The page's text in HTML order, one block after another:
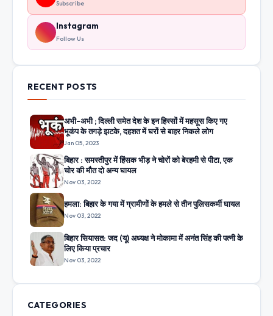
Subscribe
Instagram
Follow Us
RECENT POSTS
अभी-अभी ; दिल्ली समेत देश के इन हिस्सों में महसूस किए गए
भूकंप के तगड़े झटके, दहशत में घरों से बाहर निकले लोग
Jan 05, 2023
बिहार : समस्तीपुर में हिंसक भीड़ ने चोरों को बेरहमी से पीटा, एक
चोर की मौत दो अन्य घायल
Nov 03, 2022
हमला: बिहार के गया में ग्रामीणों के हमले से तीन पुलिसकर्मी घायल
Nov 03, 2022
बिहार सियासत: जद (यू) अध्यक्ष ने मोकामा में अनंत सिंह की पत्नी के
लिए किया प्रचार
Nov 03, 2022
CATEGORIES